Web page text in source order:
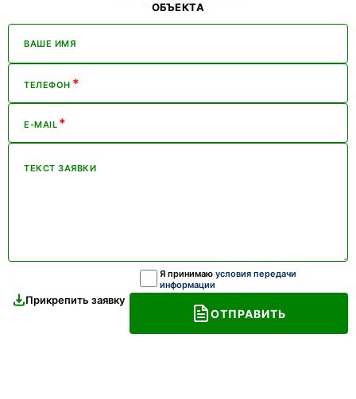
ОБЪЕКТА
ВАШЕ ИМЯ
ТЕЛЕФОН *
E-MAIL *
ТЕКСТ ЗАЯВКИ
Прикрепить заявку
Я принимаю условия передачи
информации
ОТПРАВИТЬ